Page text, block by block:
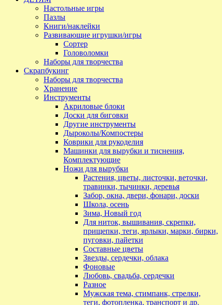
Настольные игры
Пазлы
Книги/наклейки
Развивающие игрушки/игры
Сортер
Головоломки
Наборы для творчества
Скрапбукинг
Наборы для творчества
Хранение
Инструменты
Акриловые блоки
Доски для биговки
Другие инструменты
Дыроколы/Компостеры
Коврики для рукоделия
Машинки для вырубки и тиснения,
Комплектующие
Ножи для вырубки
Растения, цветы, листочки, веточки,
травинки, тычинки, деревья
Забор, окна, двери, фонари, доски
Школа, осень
Зима, Новый год
Для ниток, вышивания, скрепки,
прищепки, теги, ярлыки, марки, бирки,
пуговки, пайетки
Составные цветы
Звезды, сердечки, облака
Фоновые
Любовь, свадьба, сердечки
Разное
Мужская тема, стимпанк, стрелки,
теги, фотопленка, транспорт и др.